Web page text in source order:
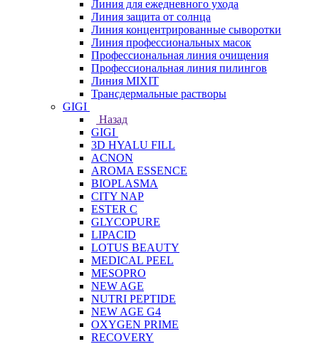
Линия для ежедневного ухода
Линия защита от солнца
Линия концентрированные сыворотки
Линия профессиональных масок
Профессиональная линия очищения
Профессиональная линия пилингов
Линия MIXIT
Трансдермальные растворы
GIGI
Назад
GIGI
3D HYALU FILL
ACNON
AROMA ESSENCE
BIOPLASMA
CITY NAP
ESTER C
GLYCOPURE
LIPACID
LOTUS BEAUTY
MEDICAL PEEL
MESOPRO
NEW AGE
NUTRI PEPTIDE
NEW AGE G4
OXYGEN PRIME
RECOVERY